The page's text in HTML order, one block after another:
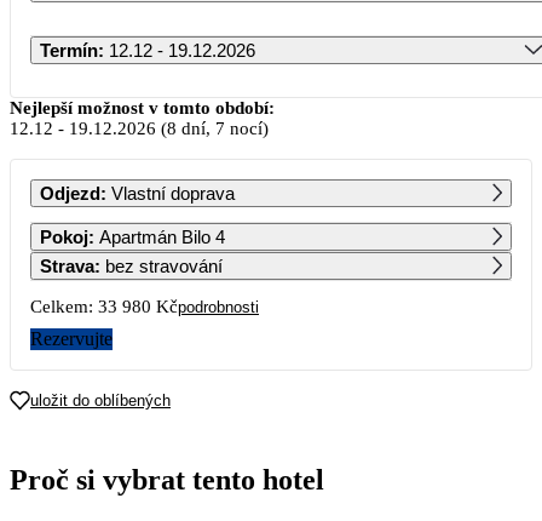
Termín: 12.12 - 19.12.2026
Prosinec 2026
PO ÚT ST ČT PÁ SO NE
1 2 3 4 5 6
7 8 9 10 11 12 13
25 690
21
28 29 30 31
Nejlepší možnost v tomto období:
12.12 - 19.12.2026 (8 dní, 7 nocí)
Odjezd: Vlastní doprava
Pokoj: Apartmán Bilo 4
Strava: bez stravování
Celkem: 33 980 Kčpodrobnosti
Rezervujte
uložit do oblíbených
Proč si vybrat tento hotel